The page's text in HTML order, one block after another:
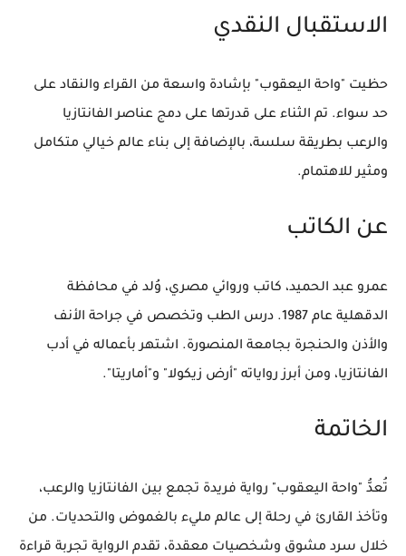
الاستقبال النقدي
حظيت "واحة اليعقوب" بإشادة واسعة من القراء والنقاد على
حد سواء. تم الثناء على قدرتها على دمج عناصر الفانتازيا
والرعب بطريقة سلسة، بالإضافة إلى بناء عالم خيالي متكامل
ومثير للاهتمام.
عن الكاتب
عمرو عبد الحميد، كاتب وروائي مصري، وُلد في محافظة
الدقهلية عام 1987. درس الطب وتخصص في جراحة الأنف
والأذن والحنجرة بجامعة المنصورة. اشتهر بأعماله في أدب
الفانتازيا، ومن أبرز رواياته "أرض زيكولا" و"أماريتا".
الخاتمة
تُعدُّ "واحة اليعقوب" رواية فريدة تجمع بين الفانتازيا والرعب،
وتأخذ القارئ في رحلة إلى عالم مليء بالغموض والتحديات. من
خلال سرد مشوق وشخصيات معقدة، تقدم الرواية تجربة قراءة